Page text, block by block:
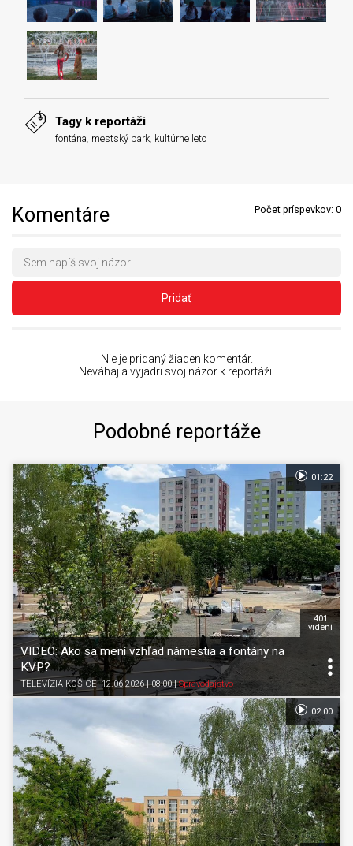
Tagy k reportáži
fontána mestský park kultúrne leto
Komentáre Počet príspevkov: 0
Pridať
Nie je pridaný žiaden komentár.
Neváhaj a vyjadri svoj názor k reportáži.
Podobné reportáže
VIDEO: Ako sa mení vzhľad námestia a fontány na
KVP?
TELEVÍZIA KOŠICE, 12.06.2026 | 08:00|Spravodajstvo
401
videní
01:22
02:00